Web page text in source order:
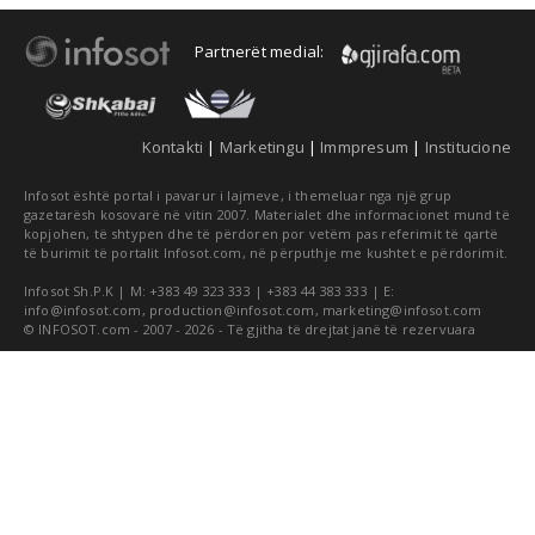
Partnerët medial:
Kontakti | Marketingu | Immpresum | Institucione
Infosot është portal i pavarur i lajmeve, i themeluar nga një grup
gazetarësh kosovarë në vitin 2007. Materialet dhe informacionet mund të
kopjohen, të shtypen dhe të përdoren por vetëm pas referimit të qartë
të burimit të portalit Infosot.com, në përputhje me kushtet e përdorimit.
Infosot Sh.P.K | M: +383 49 323 333 | +383 44 383 333 | E:
info@infosot.com , production@infosot.com , marketing@infosot.com
© INFOSOT.com - 2007 - 2026 - Të gjitha të drejtat janë të rezervuara